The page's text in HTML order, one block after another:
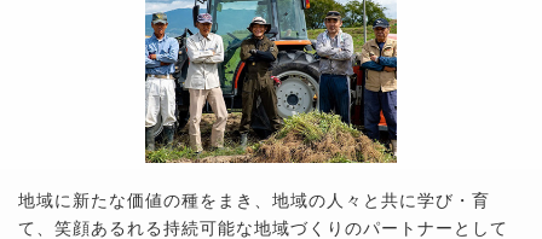
地域に新たな価値の種をまき、地域の人々と共に学び・育
て、笑顔あるれる持続可能な地域づくりのパートナーとして